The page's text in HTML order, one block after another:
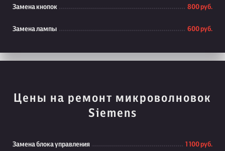
Замена кнопок 800 руб.
Замена лампы 600 руб.
Цены на ремонт микроволновок
Siemens
Замена блока управления 1 100 руб.